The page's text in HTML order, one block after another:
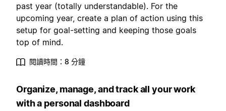
past year (totally understandable). For the
upcoming year, create a plan of action using this
setup for goal-setting and keeping those goals
top of mind.
閱讀時間：8 分鐘
Organize, manage, and track all your work
with a personal dashboard